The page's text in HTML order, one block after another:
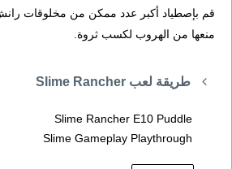
قم بإصطياد أكبر عدد ممكن من مخلوقات رانش
منعها من الهروب لكسب ثروة.
طريقة لعب Slime Rancher
Slime Rancher E10 Puddle
Slime Gameplay Playthrough